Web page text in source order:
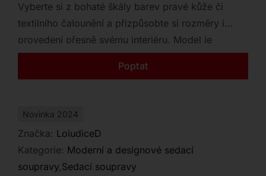
Outlet
Kontakt
Vyberte si z bohaté škály barev pravé kůže či
textilního čalounění a přizpůsobte si rozměry i
provedení přesně svému interiéru. Model je
dostupný také jako křeslo či taburet pro dokonalé
sladění vašeho odpočinkového prostoru.
Poptat
Novinka 2024
Značka: LoiudiceD
Kategorie: Moderní a designové sedací
soupravy,Sedací soupravy